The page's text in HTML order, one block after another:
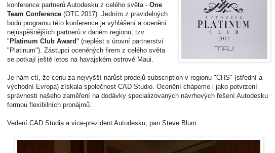
konference partnerů Autodesku z celého světa - One
Team Conference (OTC 2017). Jedním z pravidelných
bodů programu této konference je vyhlášení a ocenění
nejúspěšnějších partnerů v daném regionu, tzv.
"Platinum Club Award" (neplést s úrovní partnerství
"Platinum"). Zástupci oceněných firem z celého světa
se potkají ještě letos na havajském ostrově Maui.
Je nám ctí, že cenu za nejvyšší nárůst prodejů subscription v regionu "CHS" (střední a
východní Evropa) získala společnost CAD Studio. Ocenění chápeme i jako potvrzení
správnosti našeho zaměření na dodávky specializovaných návrhových řešení Autodesku
formou flexibilních pronájmů.
Vedení CAD Studia a vice-prezident Autodesku, pan Steve Blum: